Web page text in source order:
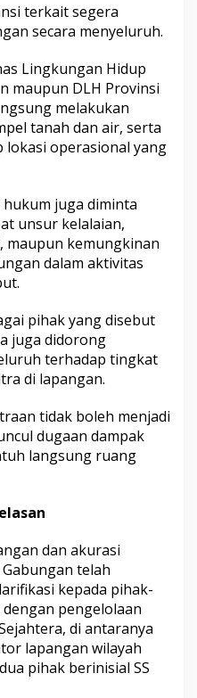
terkait segera
secara menyeluruh.
Lingkungan Hidup
maupun DLH Provinsi
melakukan
tanah dan air, serta
operasional yang
juga diminta
unsur kelalaian,
maupun kemungkinan
dalam aktivitas
pihak yang disebut
juga didorong
terhadap tingkat
di lapangan.
tidak boleh menjadi
dugaan dampak
langsung ruang
dan akurasi
telah
kepada pihak-
pengelolaan
di antaranya
lapangan wilayah
pihak berinisial SS